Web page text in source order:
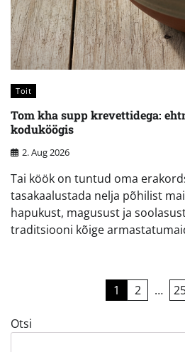
Toit
Tom kha supp krevettidega:
koduköögis
2. Aug 2026
Tai köök on tuntud oma
tasakaalustada nelja põhilist
hapukust, magusust ja
traditsiooni kõige
leheküljendus
1 2 …
Otsi